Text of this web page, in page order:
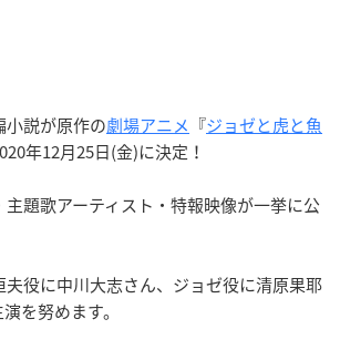
小説が原作の劇場アニメ 『ジョゼと虎と魚
年12月25日(金)に決定！
題歌アーティスト・特報映像が一挙に公
役に中川大志さん、ジョゼ役に清原果耶
を努めます。